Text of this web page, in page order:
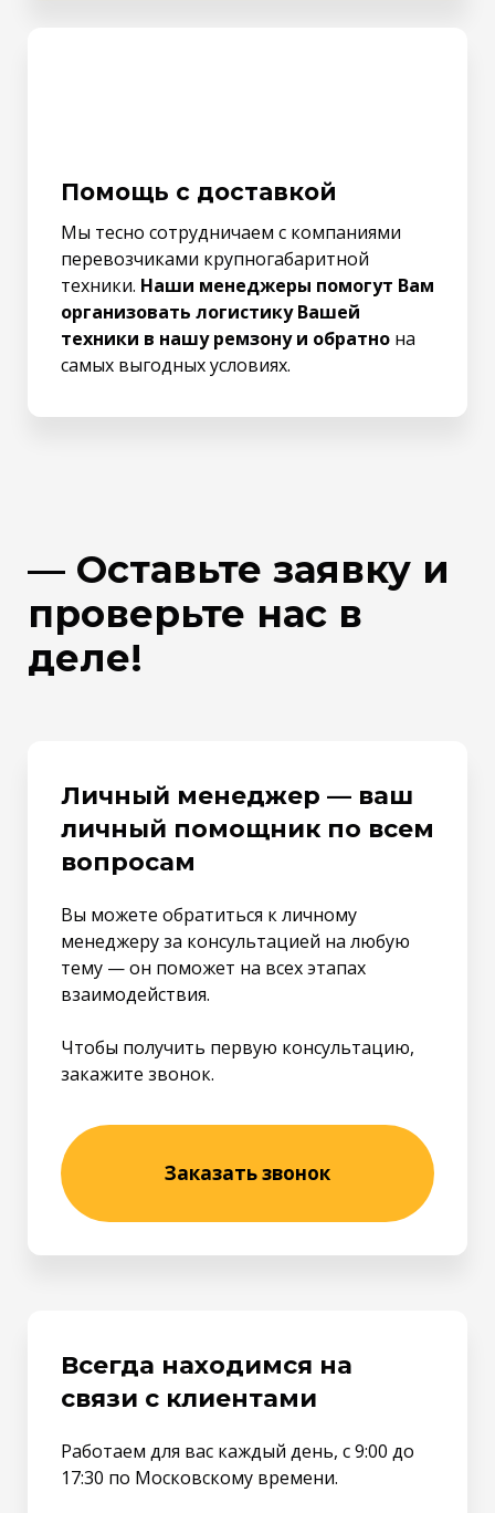
Помощь с доставкой
Мы тесно сотрудничаем с компаниями
перевозчиками крупногабаритной
техники. Наши менеджеры помогут Вам
организовать логистику Вашей
техники в нашу ремзону и обратно на
самых выгодных условиях.
— Оставьте заявку и
проверьте нас в
деле!
Личный менеджер — ваш
личный помощник по всем
вопросам
Вы можете обратиться к личному
менеджеру за консультацией на любую
тему — он поможет на всех этапах
взаимодействия.
Чтобы получить первую консультацию,
закажите звонок.
Заказать звонок
Всегда находимся на
связи с клиентами
Работаем для вас каждый день, с 9:00 до
17:30 по Московскому времени.